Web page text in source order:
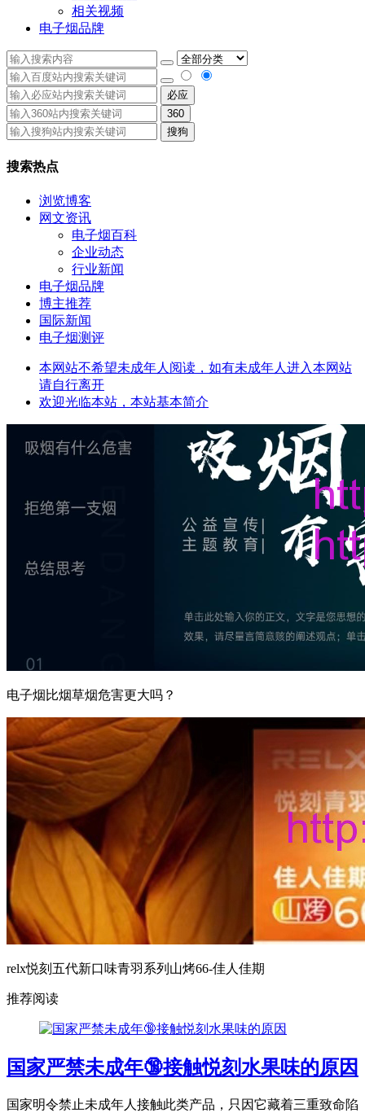
相关视频
电子烟品牌
必应
360
搜狗
搜索热点
浏览博客
网文资讯
电子烟百科
企业动态
行业新闻
电子烟品牌
博主推荐
国际新闻
电子烟测评
本网站不希望未成年人阅读，如有未成年人进入本网站
请自行离开
欢迎光临本站，本站基本简介
电子烟比烟草烟危害更大吗？
relx悦刻五代新口味青羽系列山烤66-佳人佳期
推荐阅读
国家严禁未成年🔞接触悦刻水果味的原因
国家明令禁止未成年人接触此类产品，只因它藏着三重致命陷